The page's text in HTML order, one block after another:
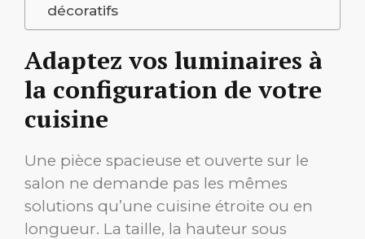
décoratifs
Adaptez vos luminaires à
la configuration de votre
cuisine
Une pièce spacieuse et ouverte sur le
salon ne demande pas les mêmes
solutions qu’une cuisine étroite ou en
longueur. La taille, la hauteur sous